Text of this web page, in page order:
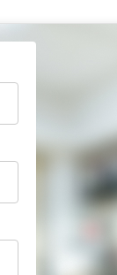
свежесть
с
Мастера
что